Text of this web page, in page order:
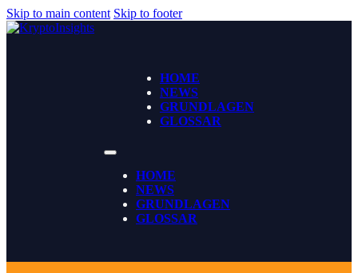
Skip to main content Skip to footer
HOME
NEWS
GRUNDLAGEN
GLOSSAR
HOME
NEWS
GRUNDLAGEN
GLOSSAR